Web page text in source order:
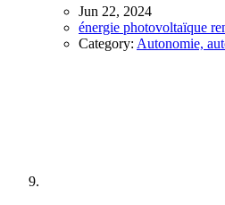
Jun 22, 2024
énergie photovoltaïque
Category: Autonomie,